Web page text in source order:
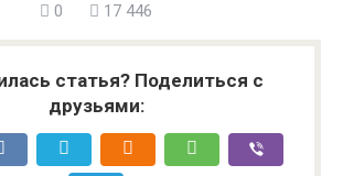
0 17 446
статья? Поделиться с
друзьями: